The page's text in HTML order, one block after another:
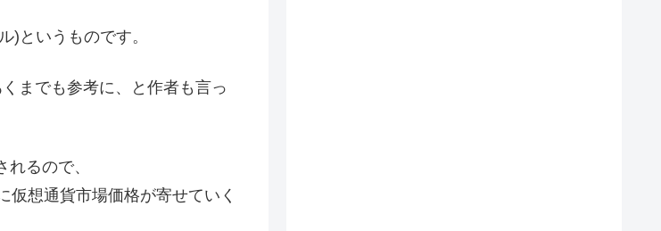
)というものです。
までも参考に、と作者も言っ
るので、
想通貨市場価格が寄せていく